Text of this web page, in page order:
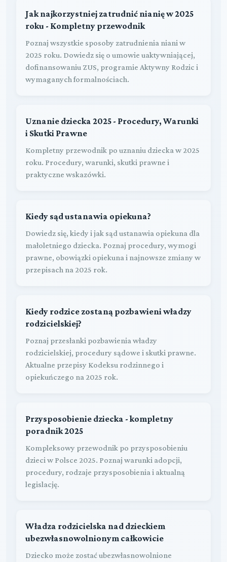
Jak najkorzystniej zatrudnić nianię w 2025
roku - Kompletny przewodnik
Poznaj wszystkie sposoby zatrudnienia niani w
2025 roku. Dowiedz się o umowie uaktywniającej,
dofinansowaniu ZUS, programie Aktywny Rodzic i
wymaganych formalnościach.
Uznanie dziecka 2025 - Procedury, Warunki
i Skutki Prawne
Kompletny przewodnik po uznaniu dziecka w 2025
roku. Procedury, warunki, skutki prawne i
praktyczne wskazówki.
Kiedy sąd ustanawia opiekuna?
Dowiedz się, kiedy i jak sąd ustanawia opiekuna dla
małoletniego dziecka. Poznaj procedury, wymogi
prawne, obowiązki opiekuna i najnowsze zmiany w
przepisach na 2025 rok.
Kiedy rodzice zostaną pozbawieni władzy
rodzicielskiej?
Poznaj przesłanki pozbawienia władzy
rodzicielskiej, procedury sądowe i skutki prawne.
Aktualne przepisy Kodeksu rodzinnego i
opiekuńczego na 2025 rok.
Przysposobienie dziecka - kompletny
poradnik 2025
Kompleksowy przewodnik po przysposobieniu
dzieci w Polsce 2025. Poznaj warunki adopcji,
procedury, rodzaje przysposobienia i aktualną
legislację.
Władza rodzicielska nad dzieckiem
ubezwłasnowolnionym całkowicie
Dziecko może zostać ubezwłasnowolnione